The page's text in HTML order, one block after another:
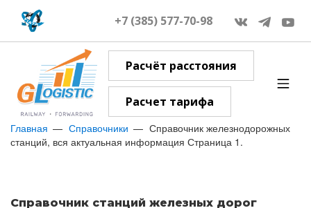
+7 (385) 577-70-98
Расчёт расстояния
Расчет тарифа
Главная Справочники
Справочник железнодорожных
станций, вся актуальная информация Страница 1.
Справочник станций железных дорог